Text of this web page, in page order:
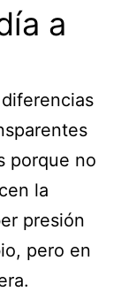
a
porque no
la
presión
pero en